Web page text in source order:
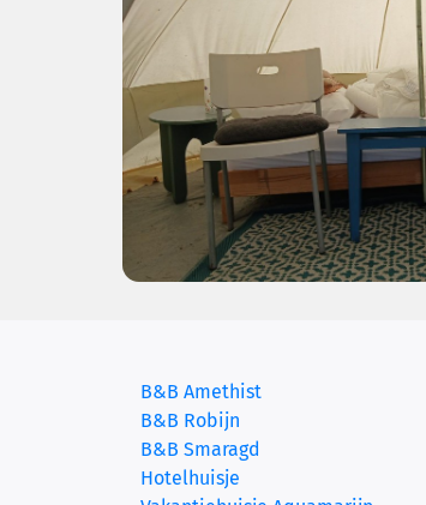
B&B Amethist
B&B Robijn
B&B Smaragd
Hotelhuisje